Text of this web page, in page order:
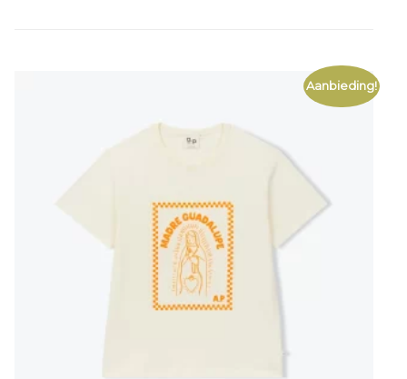
Aanbieding!